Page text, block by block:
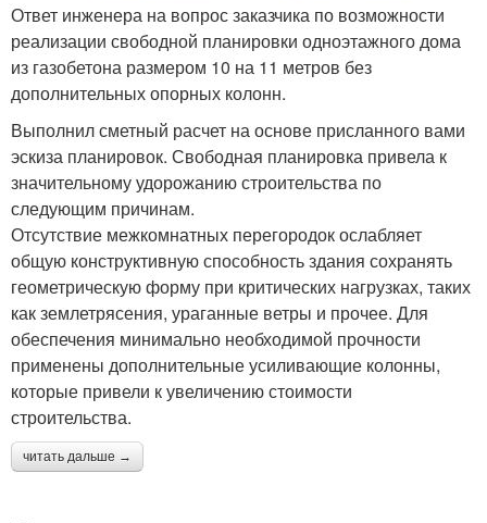
Ответ инженера на вопрос заказчика по возможности
реализации свободной планировки одноэтажного дома
из газобетона размером 10 на 11 метров без
дополнительных опорных колонн.
Выполнил сметный расчет на основе присланного вами
эскиза планировок. Свободная планировка привела к
значительному удорожанию строительства по
следующим причинам.
Отсутствие межкомнатных перегородок ослабляет
общую конструктивную способность здания сохранять
геометрическую форму при критических нагрузках, таких
как землетрясения, ураганные ветры и прочее. Для
обеспечения минимально необходимой прочности
применены дополнительные усиливающие колонны,
которые привели к увеличению стоимости
строительства.
читать дальше →